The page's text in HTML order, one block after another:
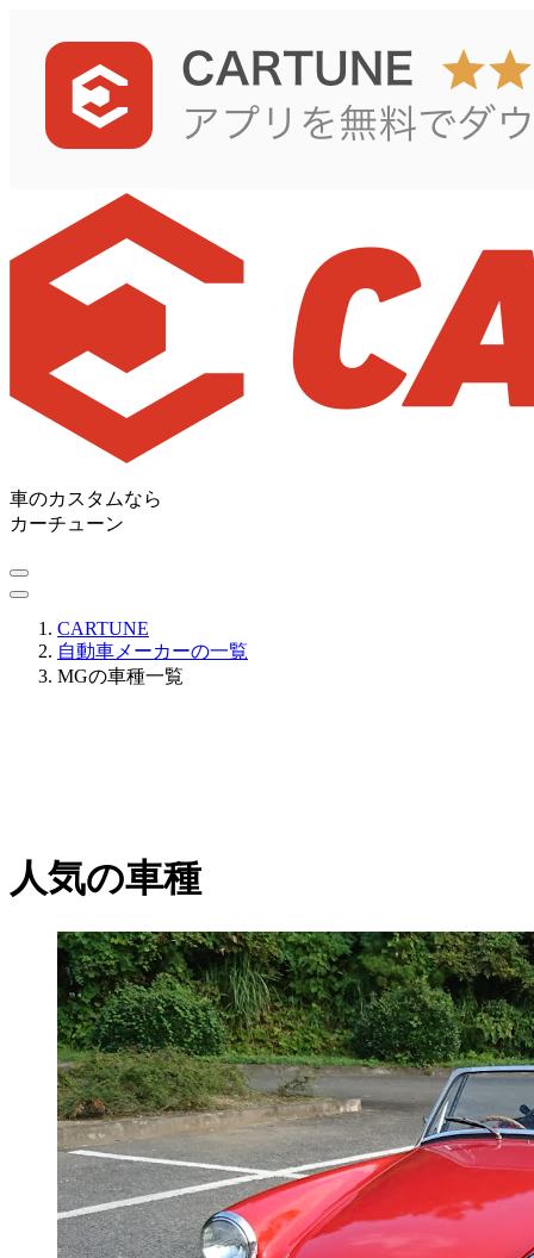
車のカスタムなら
カーチューン
CARTUNE
自動車メーカーの一覧
MGの車種一覧
人気の車種